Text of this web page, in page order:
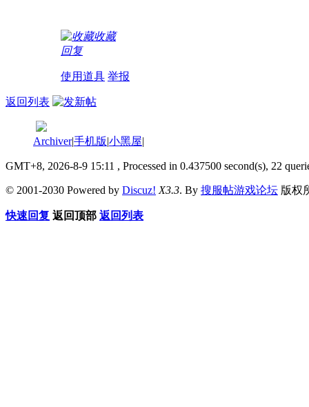
收藏
回复
使用道具 举报
返回列表
Archiver|手机版|小黑屋|
GMT+8, 2026-8-9 15:11 , Processed in 0.437500 second(s), 22
© 2001-2030 Powered by Discuz! X3.3. By 搜服帖游戏论坛 版权
快速回复 返回顶部 返回列表